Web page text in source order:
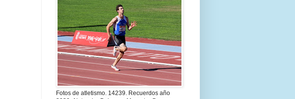
Fotos de atletismo. 14239. Recuerdos año